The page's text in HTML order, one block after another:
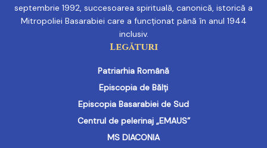
septembrie 1992, succesoarea spirituală, canonică, istorică a
Mitropoliei Basarabiei care a funcționat până în anul 1944
inclusiv.
Legături
Patriarhia Română
Episcopia de Bălți
Episcopia Basarabiei de Sud
Centrul de pelerinaj „EMAUS”
MS DIACONIA